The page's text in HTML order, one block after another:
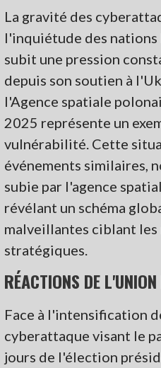
La gravité des
l'inquiétude des nations
subit une pression
depuis son soutien à
l'Agence spatiale
2025 représente un
vulnérabilité. Cette
événements similaires,
subie par l'agence
révélant un schéma
malveillantes ciblant
stratégiques.
RÉACTIONS DE L'UNION
Face à l'intensification
cyberattaque visant le
jours de l'élection